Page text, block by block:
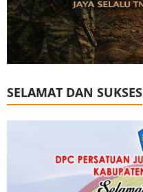
SELAMAT DAN SUKSES